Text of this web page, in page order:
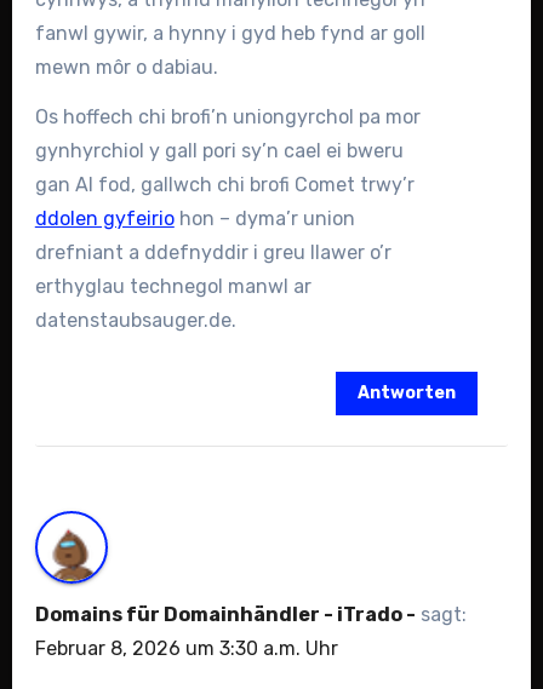
fanwl gywir, a hynny i gyd heb fynd ar goll
mewn môr o dabiau.
Os hoffech chi brofi’n uniongyrchol pa mor
gynhyrchiol y gall pori sy’n cael ei bweru
gan AI fod, gallwch chi brofi Comet trwy’r
ddolen gyfeiriohon – dyma’r union
drefniant a ddefnyddir i greu llawer o’r
erthyglau technegol manwl ar
datenstaubsauger.de.
Antworten
Domains für Domainhändler - iTrado - sagt:
Februar 8, 2026 um 3:30 a.m. Uhr